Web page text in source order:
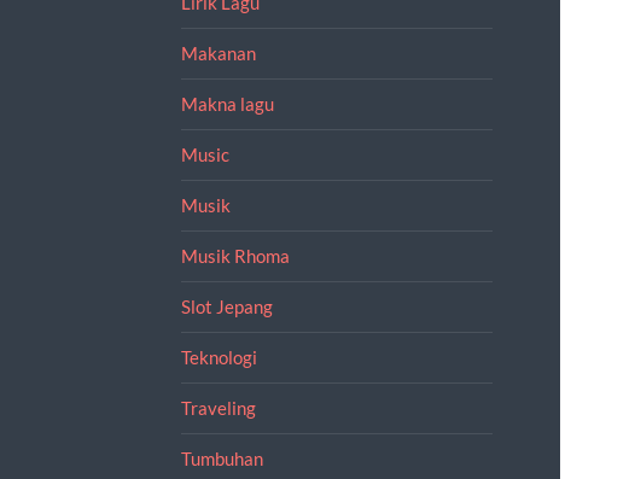
Makanan
Makna lagu
Music
Musik
Musik Rhoma
Slot Jepang
Teknologi
Traveling
Tumbuhan